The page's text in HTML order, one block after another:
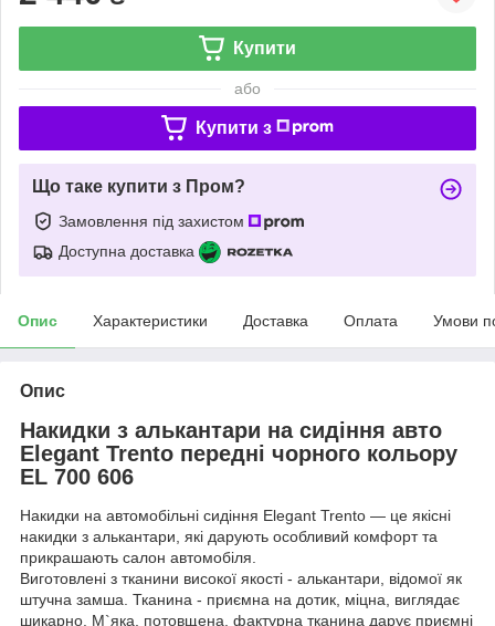
Купити
або
Купити з
Що таке купити з Пром?
Замовлення під захистом
Доступна доставка
Опис Характеристики Доставка Оплата Умови
Опис
Накидки з алькантари на сидіння авто
Elegant Trento передні чорного кольору
EL 700 606
Накидки на автомобільні сидіння Elegant Trento — це якісні
накидки з алькантари, які дарують особливий комфорт та
прикрашають салон автомобіля.
Виготовлені з тканини високої якості - алькантари, відомої як
штучна замша. Тканина - приємна на дотик, міцна, виглядає
шикарно. М`яка, потовщена, фактурна тканина дарує приємні